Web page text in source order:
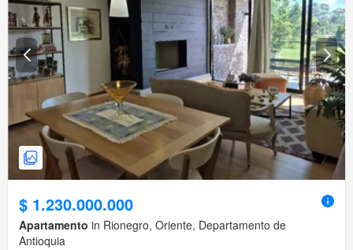
$ 1.230.000.000
Apartamento in Rionegro, Oriente, Departamento de
Antioquia